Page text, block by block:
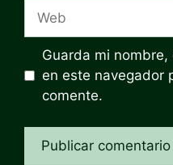
Web
Guarda mi
en este navegador
comente.